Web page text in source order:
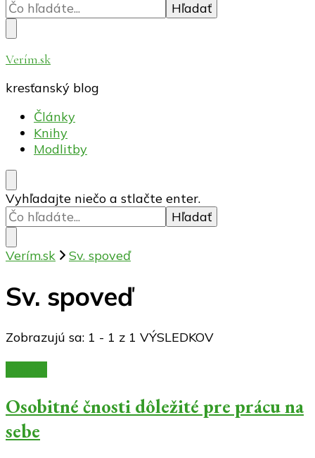
niečo?
Verím.sk
kresťanský blog
Články
Knihy
Modlitby
Hľadáte
niečo?
Vyhľadajte niečo a stlačte enter.
Verím.sk Sv. spoveď
Sv. spoveď
Zobrazujú sa: 1 - 1 z 1 VÝSLEDKOV
Osobitné čnosti dôležité pre prácu na
sebe